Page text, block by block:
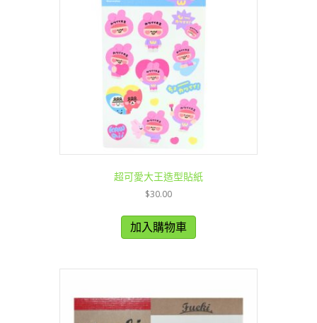
超可愛大王造型貼紙
$30.00
加入購物車